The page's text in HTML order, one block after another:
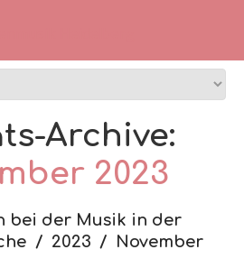
Archive:
2023
bei der Musik in der
2023 November